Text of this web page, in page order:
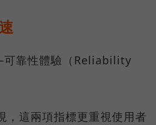
可靠性體驗（Reliability
，這兩項指標更重視使用者